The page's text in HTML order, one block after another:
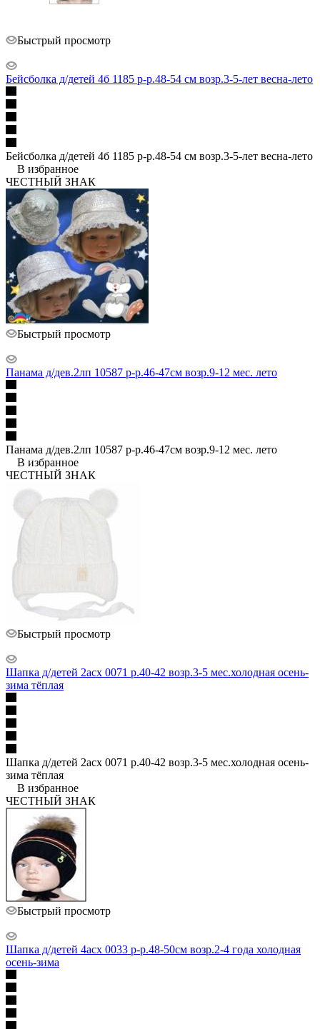
Быстрый просмотр
Бейсболка д/детей 4б 1185 р-р.48-54 см возр.3-5-лет весна-лето
Бейсболка д/детей 4б 1185 р-р.48-54 см возр.3-5-лет весна-лето
В избранное
ЧЕСТНЫЙ ЗНАК
Быстрый просмотр
Панама д/дев.2лп 10587 р-р.46-47см возр.9-12 мес. лето
Панама д/дев.2лп 10587 р-р.46-47см возр.9-12 мес. лето
В избранное
ЧЕСТНЫЙ ЗНАК
Быстрый просмотр
Шапка д/детей 2асх 0071 р.40-42 возр.3-5 мес.холодная осень-
зима тёплая
Шапка д/детей 2асх 0071 р.40-42 возр.3-5 мес.холодная осень-
зима тёплая
В избранное
ЧЕСТНЫЙ ЗНАК
Быстрый просмотр
Шапка д/детей 4асх 0033 р-р.48-50см возр.2-4 года холодная
осень-зима